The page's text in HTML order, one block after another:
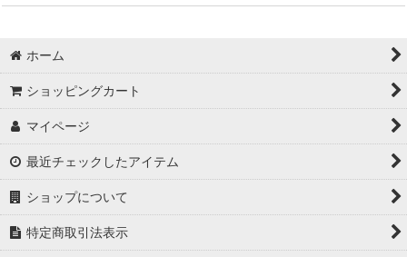
ホーム
ショッピングカート
マイページ
最近チェックしたアイテム
ショップについて
特定商取引法表示